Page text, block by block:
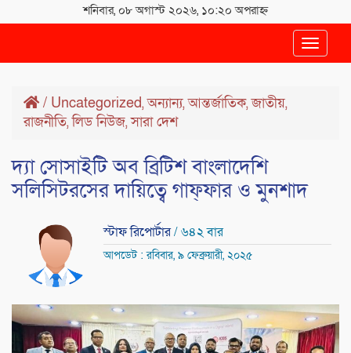
শনিবার, ০৮ অগাস্ট ২০২৬, ১০:২০ অপরাহ্ন
Toggle
/ Uncategorized,অন্যান্য,আন্তর্জাতিক,জাতীয়,
রাজনীতি,লিড নিউজ,সারা দেশ
দ্যা সোসাইটি অব ব্রিটিশ বাংলাদেশি
সলিসিটরসের দায়িত্বে গাফ্ফার ও মুনশাদ
স্টাফ রিপোর্টার/ ৬৪২ বার
আপডেট : রবিবার, ৯ ফেব্রুয়ারী, ২০২৫